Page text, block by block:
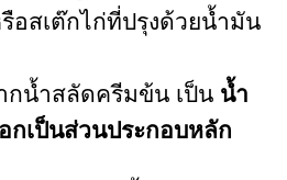
อสเต๊กไก่ที่ปรุงด้วยน้ำมัน
กน้ำสลัดครีมข้น เป็น น้ำ
เป็นส่วนประกอบหลัก